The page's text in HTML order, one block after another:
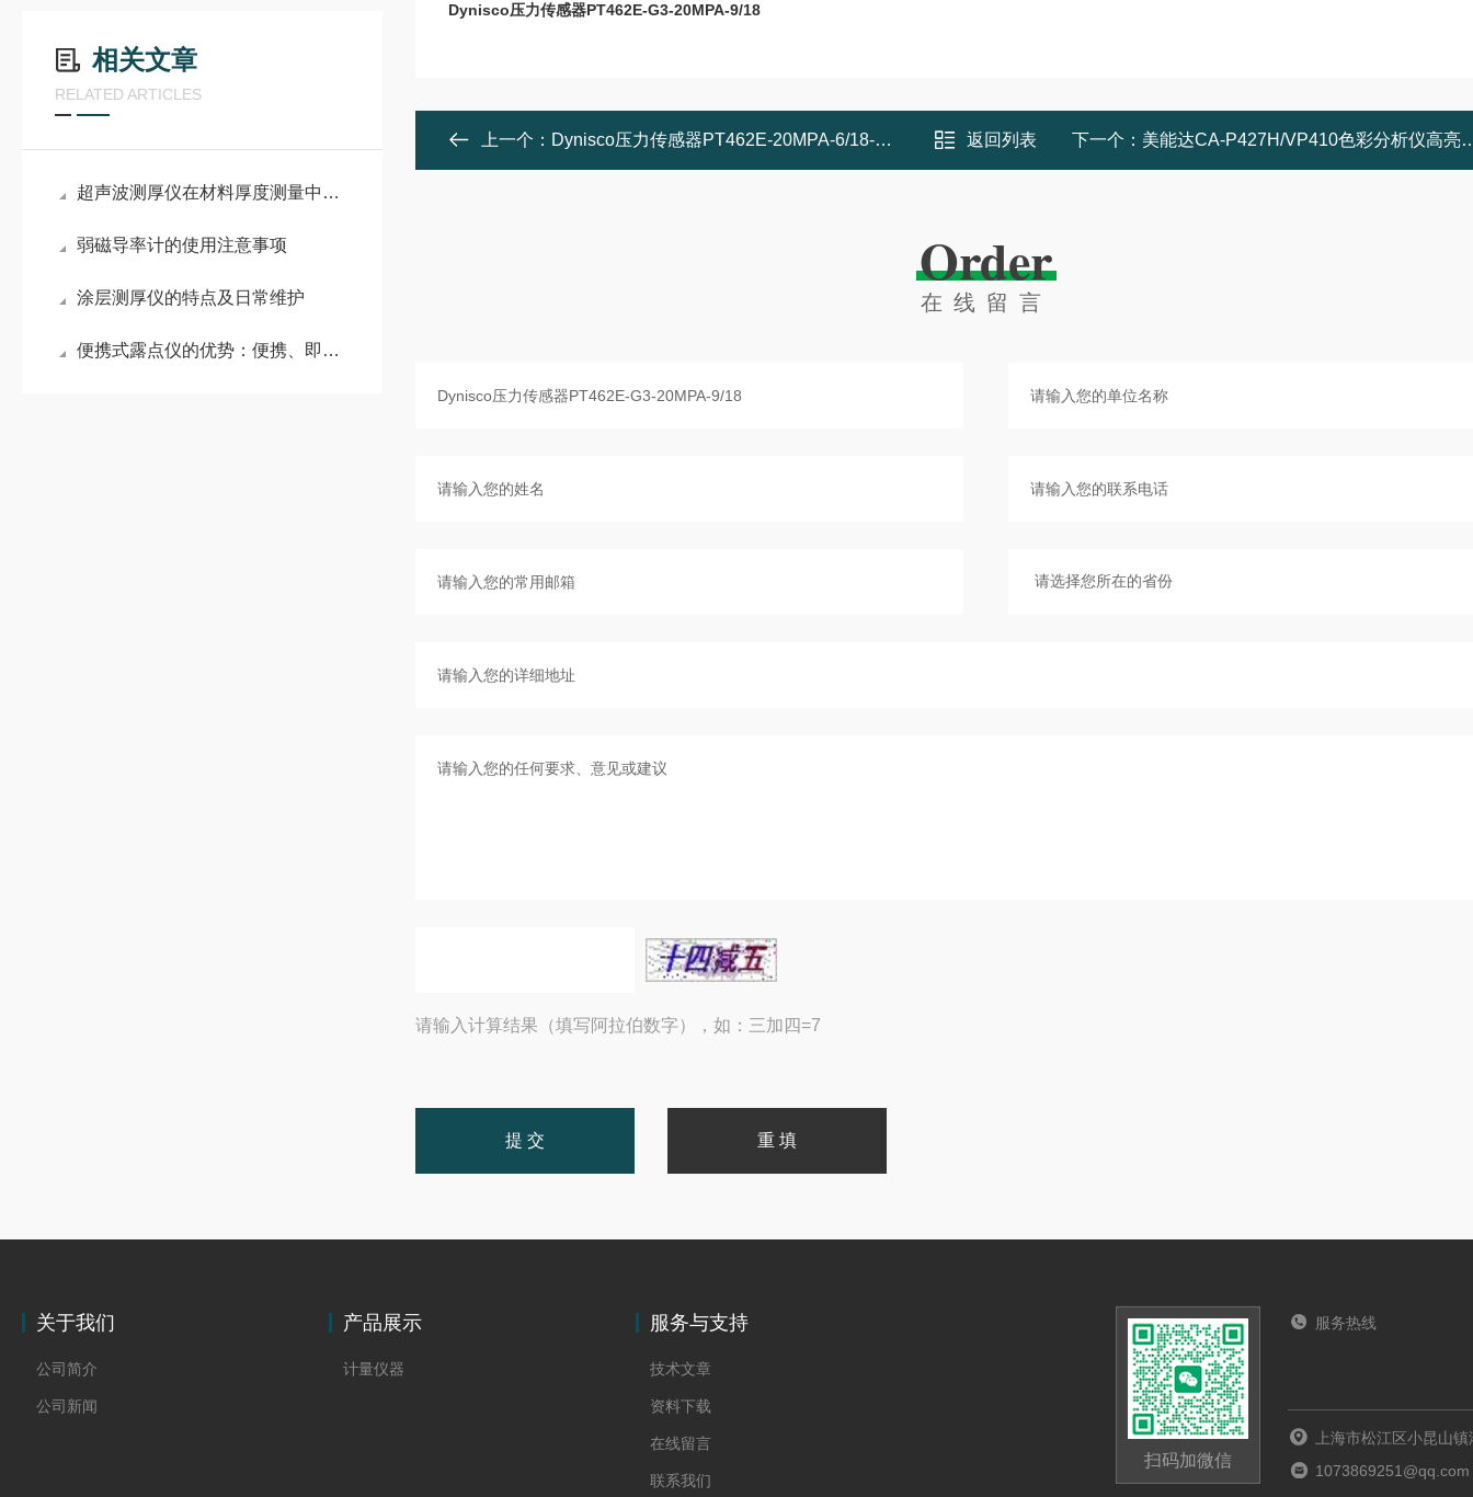
相关文章
RELATED ARTICLES
超声波测厚仪在材料厚度测量中的应用
弱磁导率计的使用注意事项
涂层测厚仪的特点及日常维护
便携式露点仪的优势：便携、即时、准确
Dynisco压力传感器PT462E-G3-20MPA-9/18
上一个： Dynisco压力传感器PT462E-20MPA-6/18-B628 返回列表 下一个： 美能达CA-P427H/VP410色彩分析仪高亮度探头
Order
在线留言
请输入计算结果（填写阿拉伯数字），如：三加四=7
关于我们
公司简介
公司新闻
产品展示
计量仪器
服务与支持
技术文章
资料下载
在线留言
联系我们
扫码加微信
服务热线
上海市松江区小昆山
1073869251@qq.com